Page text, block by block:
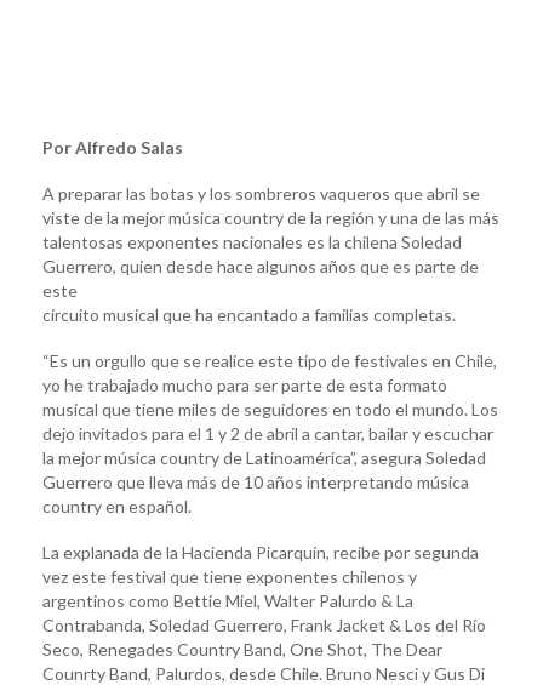
Por Alfredo Salas
A preparar las botas y los sombreros vaqueros que abril se
viste de la mejor música country de la región y una de las más
talentosas exponentes nacionales es la chilena Soledad
Guerrero, quien desde hace algunos años que es parte de
este
circuito musical que ha encantado a familias completas.
“Es un orgullo que se realice este tipo de festivales en Chile,
yo he trabajado mucho para ser parte de esta formato
musical que tiene miles de seguidores en todo el mundo. Los
dejo invitados para el 1 y 2 de abril a cantar, bailar y escuchar
la mejor música country de Latinoamérica”, asegura Soledad
Guerrero que lleva más de 10 años interpretando música
country en español.
La explanada de la Hacienda Picarquín, recibe por segunda
vez este festival que tiene exponentes chilenos y
argentinos como Bettie Miel, Walter Palurdo & La
Contrabanda, Soledad Guerrero, Frank Jacket & Los del Río
Seco, Renegades Country Band, One Shot, The Dear
Counrty Band, Palurdos, desde Chile. Bruno Nesci y Gus Di